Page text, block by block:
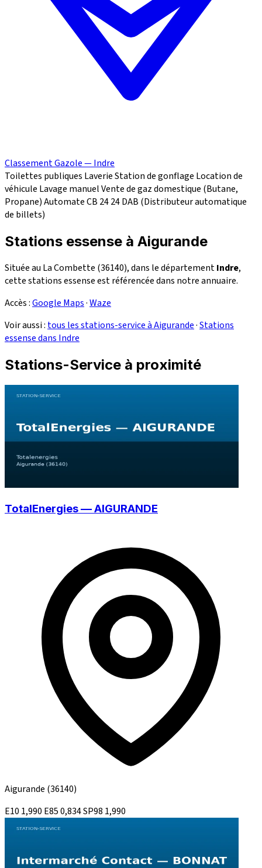
Classement Gazole — Indre
Toilettes publiques LaverieStation de gonflage Location de
véhicule Lavage manuelVente de gaz domestique (Butane,
Propane)Automate CB 2424DAB (Distributeur automatique
de billets)
Stations essense à Aigurande
Située au La Combette (36140), dans le départementIndre,
cette stations essense est référencée dans notre annuaire.
Accès :Google Maps·Waze
Voir aussi : tous les stations-service à Aigurande·Stations
essense dans Indre
Stations-Service à proximité
TotalEnergies — AIGURANDE
Aigurande (36140)
E10 1,990 E850,834SP98 1,990